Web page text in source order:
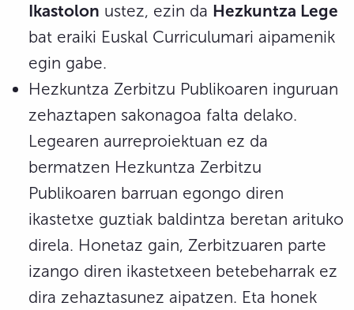
Ikastolon ustez, ezin da Hezkuntza Lege
bat eraiki Euskal Curriculumari aipamenik
egin gabe.
Hezkuntza Zerbitzu Publikoaren inguruan
zehaztapen sakonagoa falta delako.
Legearen aurreproiektuan ez da
bermatzen Hezkuntza Zerbitzu
Publikoaren barruan egongo diren
ikastetxe guztiak baldintza beretan arituko
direla. Honetaz gain, Zerbitzuaren parte
izango diren ikastetxeen betebeharrak ez
dira zehaztasunez aipatzen. Eta honek